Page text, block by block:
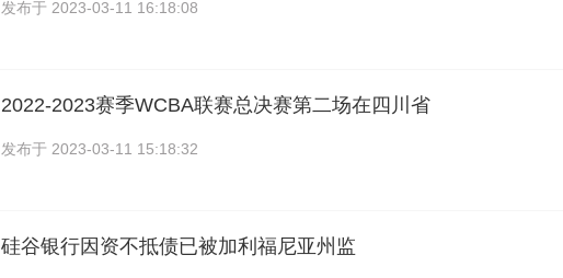
发布于 2023-03-11 16:18:08
2022-2023赛季WCBA联赛总决赛第二场在四川省
发布于 2023-03-11 15:18:32
硅谷银行因资不抵债已被加利福尼亚州监